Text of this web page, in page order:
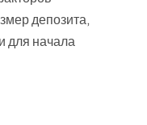
депозита,
для начала